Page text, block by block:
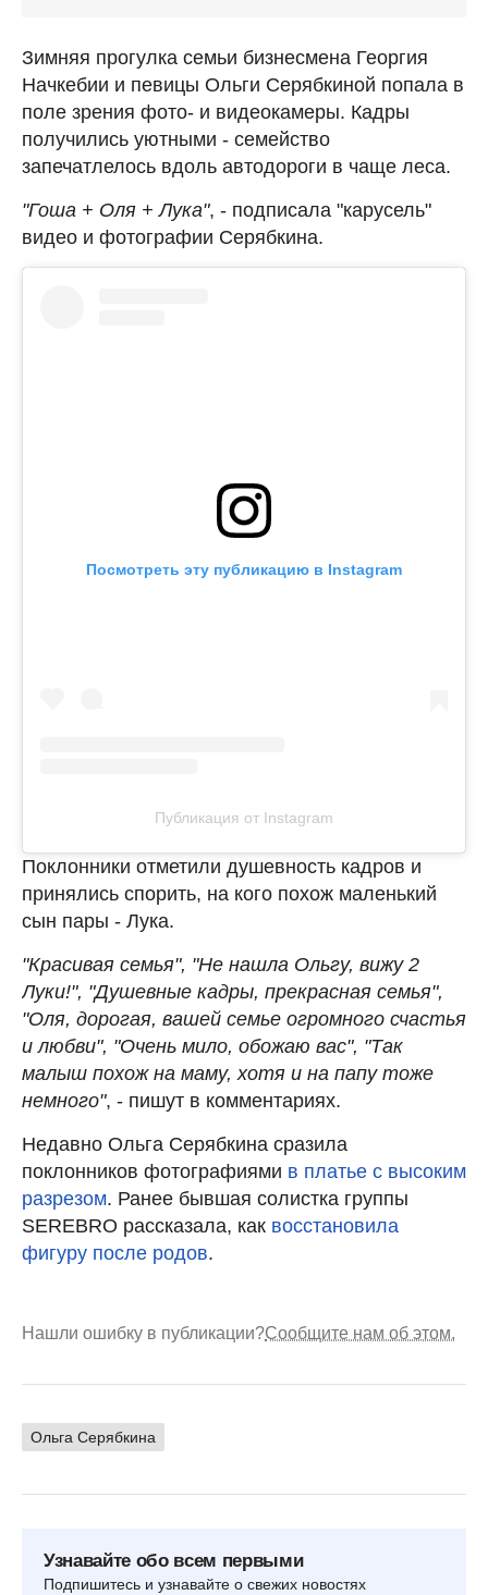
Зимняя прогулка семьи бизнесмена Георгия
Начкебии и певицы Ольги Серябкиной попала в
поле зрения фото- и видеокамеры. Кадры
получились уютными - семейство
запечатлелось вдоль автодороги в чаще леса.
"Гоша + Оля + Лука", - подписала "карусель"
видео и фотографии Серябкина.
Посмотреть эту публикацию в Instagram
Публикация от Instagram
Поклонники отметили душевность кадров и
принялись спорить, на кого похож маленький
сын пары - Лука.
"Красивая семья", "Не нашла Ольгу, вижу 2
Луки!", "Душевные кадры, прекрасная семья",
"Оля, дорогая, вашей семье огромного счастья
и любви", "Очень мило, обожаю вас", "Так
малыш похож на маму, хотя и на папу тоже
немного", - пишут в комментариях.
Недавно Ольга Серябкина сразила
поклонников фотографиями в платье с высоким
разрезом. Ранее бывшая солистка группы
SEREBRO рассказала, как восстановила
фигуру после родов.
Нашли ошибку в публикации?Сообщите нам об этом.
Ольга Серябкина
Узнавайте обо всем первыми
Подпишитесь и узнавайте о свежих новостях